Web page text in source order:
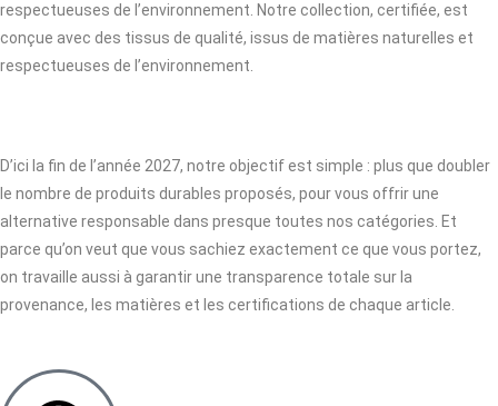
respectueuses de l’environnement. Notre collection, certifiée, est
conçue avec des tissus de qualité, issus de matières naturelles et
respectueuses de l’environnement.
D’ici la fin de l’année 2027, notre objectif est simple : plus que doubler
le nombre de produits durables proposés, pour vous offrir une
alternative responsable dans presque toutes nos catégories. Et
parce qu’on veut que vous sachiez exactement ce que vous portez,
on travaille aussi à garantir une transparence totale sur la
provenance, les matières et les certifications de chaque article.